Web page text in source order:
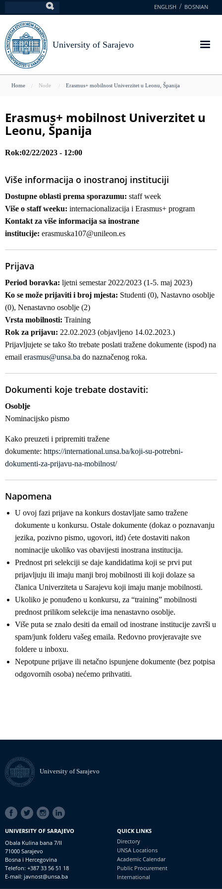
to
main
content
ENGLISH BOSNIAN
University of Sarajevo
You
here
Home Node Erasmus+ mobilnost Univerzitet u Leonu, Španija
Erasmus+ mobilnost Univerzitet u
Leonu, Španija
Rok 02/22/2023 - 12:00
Više informacija o inostranoj instituciji
Dostupne oblasti prema sporazumu: staff week
Više o staff weeku: internacionalizacija i Erasmus+ program
Kontakt za više informacija sa inostrane
institucije: erasmuska107@unileon.es
Prijava
Period boravka: ljetni semestar 2022/2023 (1-5. maj 2023)
Ko se može prijaviti i broj mjesta: Studenti (0), Nastavno osoblje
(0), Nenastavno osoblje (2)
Vrsta mobilnosti: Training
Rok za prijavu: 22.02.2023 (objavljeno 14.02.2023.)
Prijavljujete se tako što trebate poslati tražene dokumente (ispod) na
email erasmus@unsa.ba do naznačenog roka.
Dokumenti koje trebate dostaviti:
Osoblje
Nominacijsko pismo
Kako preuzeti i pripremiti tražene
dokumente: https://international.unsa.ba/koji-su-potrebni-
dokumenti-za-prijavu-na-mobilnost/
Napomena
U ovoj fazi prijave na konkurs dostavljate samo tražene
dokumente u konkursu. Ostale dokumente (dokaz o poznavanju
jezika, pozivno pismo, ugovori, itd) ćete dostaviti nakon
nominacije ukoliko vas obavijesti inostrana institucija.
Prednost pri selekciji se daje kandidatima koji se prvi put
prijavljuju ili imaju manji broj mobilnosti ili koji dolaze sa
članica Univerziteta u Sarajevu koji imaju manje mobilnosti.
Ukoliko je ponuđeno u konkursu, za “training” mobilnosti
prednost prilikom selekcije ima nenastavno osoblje.
Više puta se znalo desiti da email od inostrane institucije završi u
spam/junk folderu vašeg emaila. Redovno provjeravajte sve
foldere u inboxu.
Nepotpune prijave ili netačno ispunjene dokumente (bez potpisa
odgovornih osoba) nećemo prihvatiti.
University of Sarajevo
SOCIAL
LINKS
UNIVERSITY OF SARAJEVO
Obala Kulina bana 7/II
71000 Sarajevo
Bosna i Hercegovina
Telefon: +387 33 56 51 18
E-mail: javnost@unsa.ba
QUICK LINKS
Directory
UNSA Locations
Academic Calendar
Public Procurement
International